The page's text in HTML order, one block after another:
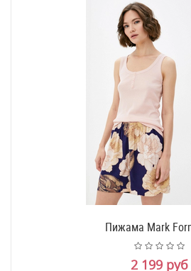
Пижама Mark
2 199 руб